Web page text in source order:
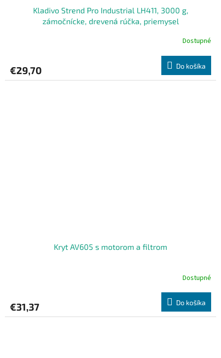
Kladivo Strend Pro Industrial LH411, 3000 g,
zámočnícke, drevená rúčka, priemysel
Dostupné
€29,70 Do košíka
Kryt AV605 s motorom a filtrom
Dostupné
€31,37 Do košíka